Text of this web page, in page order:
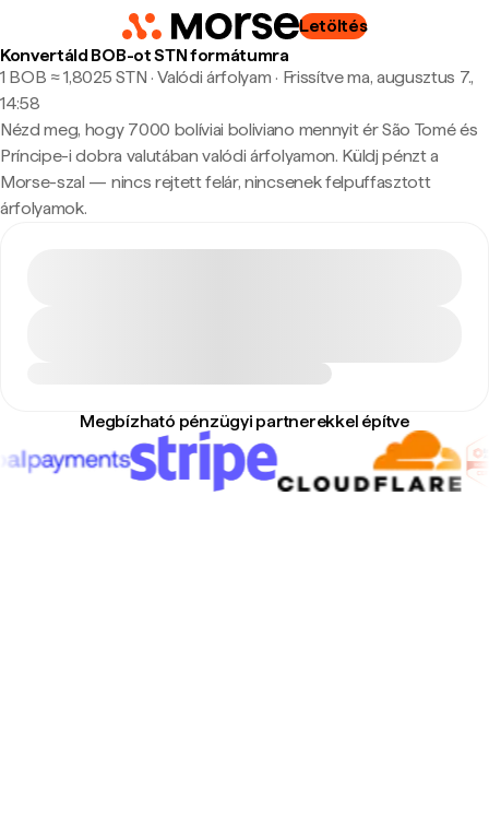
Letöltés
Konvertáld BOB-ot STN formátumra
1 BOB ≈ 1,8025 STN · Valódi árfolyam · Frissítve ma, augusztus 7.,
14:58
Nézd meg, hogy 7000 bolíviai boliviano mennyit ér São Tomé és
Príncipe-i dobra valutában valódi árfolyamon. Küldj pénzt a
Morse-szal — nincs rejtett felár, nincsenek felpuffasztott
árfolyamok.
Megbízható pénzügyi partnerekkel építve